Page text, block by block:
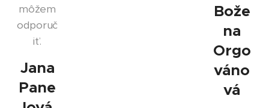
môžem
odporuč
iť.
Jana
Pane
Bože
na
Orgo
váno
vá